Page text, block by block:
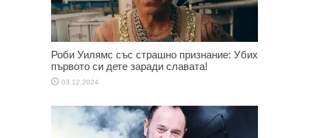
Роби Уилямс със страшно признание: Убих
първото си дете заради славата!
03.12.2024